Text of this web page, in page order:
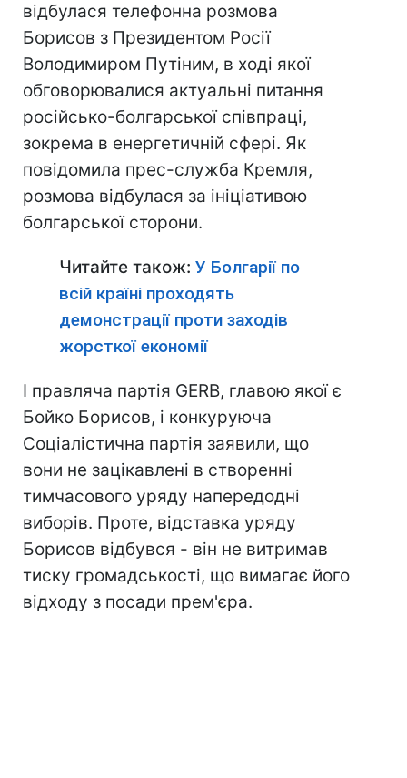
відбулася телефонна розмова
Борисов з Президентом Росії
Володимиром Путіним, в ході якої
обговорювалися актуальні питання
російсько-болгарської співпраці,
зокрема в енергетичній сфері. Як
повідомила прес-служба Кремля,
розмова відбулася за ініціативою
болгарської сторони.
Читайте також: У Болгарії по
всій країні проходять
демонстрації проти заходів
жорсткої економії
І правляча партія GERB, главою якої є
Бойко Борисов, і конкуруюча
Соціалістична партія заявили, що
вони не зацікавлені в створенні
тимчасового уряду напередодні
виборів. Проте, відставка уряду
Борисов відбувся - він не витримав
тиску громадськості, що вимагає його
відходу з посади прем'єра.